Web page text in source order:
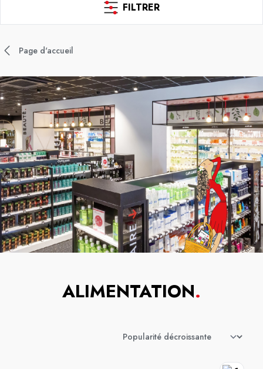
FILTRER
Page d'accueil
ALIMENTATION.